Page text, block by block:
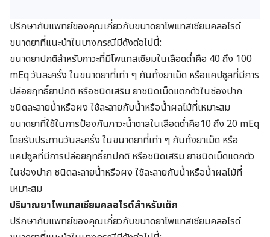
ปรึกษากับแพทย์ของคุณเกี่ยวกับขนาดยาโพแทสเซียมคลอไรด์
ขนาดยาที่แนะนำในบางกรณีมีดังต่อไปนี้:
ขนาดยาปกติสำหรับภาวะที่มีโพแทสเซียมในเลือดต่ำคือ 40 ถึง 100
mEq วันละครั้ง ในขนาดยาที่เท่า ๆ กันทั้งยาเม็ด หรือแคปซูลที่มีการ
ปล่อยฤทธิ์ยาปกติ หรือชนิดเสริม ยาชนิดเม็ดแตกตัวในช่องปาก
ชนิดละลายน้ำหรือผง ใช้ละลายกับน้ำหรือน้ำผลไม้ที่เหมาะสม
ขนาดยาที่ใช้ในการป้องกันภาวะน้ำตาลในเลือดต่ำคือ10 ถึง 20 mEq
โดยรับประทานวันละครั้ง ในขนาดยาที่เท่า ๆ กันทั้งยาเม็ด หรือ
แคปซูลที่มีการปล่อยฤทธิ์ยาปกติ หรือชนิดเสริม ยาชนิดเม็ดแตกตัว
ในช่องปาก ชนิดละลายน้ำหรือผง ใช้ละลายกับน้ำหรือน้ำผลไม้ที่
เหมาะสม
ปริมาณยาโพแทสเซียมคลอไรด์สำหรับเด็ก
ปรึกษากับแพทย์ของคุณเกี่ยวกับขนาดยาโพแทสเซียมคลอไรด์